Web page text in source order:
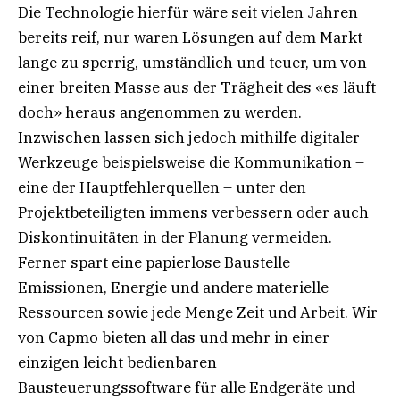
Die Technologie hierfür wäre seit vielen Jahren
bereits reif, nur waren Lösungen auf dem Markt
lange zu sperrig, umständlich und teuer, um von
einer breiten Masse aus der Trägheit des «es läuft
doch» heraus angenommen zu werden.
Inzwischen lassen sich jedoch mithilfe digitaler
Werkzeuge beispielsweise die Kommunikation –
eine der Hauptfehlerquellen – unter den
Projektbeteiligten immens verbessern oder auch
Diskontinuitäten in der Planung vermeiden.
Ferner spart eine papierlose Baustelle
Emissionen, Energie und andere materielle
Ressourcen sowie jede Menge Zeit und Arbeit. Wir
von Capmo bieten all das und mehr in einer
einzigen leicht bedienbaren
Bausteuerungssoftware für alle Endgeräte und